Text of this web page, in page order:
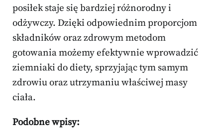
posiłek staje się bardziej różnorodny i
odżywczy. Dzięki odpowiednim proporcjom
składników oraz zdrowym metodom
gotowania możemy efektywnie wprowadzić
ziemniaki do diety, sprzyjając tym samym
zdrowiu oraz utrzymaniu właściwej masy
ciała.
Podobne wpisy: